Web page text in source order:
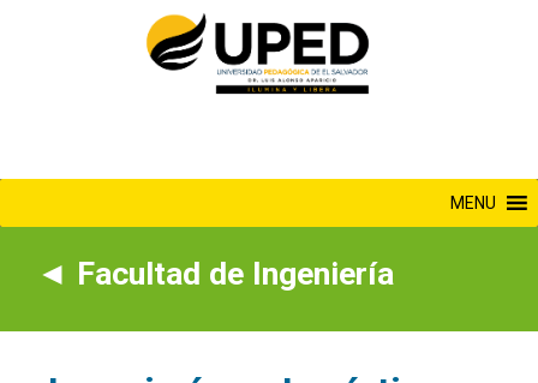
MENU
◄ Facultad de Ingeniería